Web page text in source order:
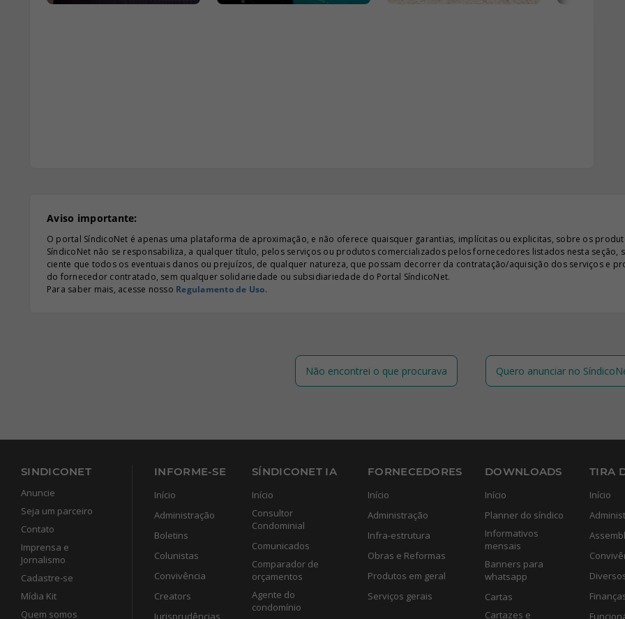
Aviso importante:
O portal SíndicoNet é apenas uma plataforma de aproximação, e não oferece quaisquer garantias, implícitas ou explicitas, sobre os
SíndicoNet não se responsabiliza, a qualquer título, pelos serviços ou produtos comercializados pelos fornecedores listados nesta
ciente que todos os eventuais danos ou prejuízos, de qualquer natureza, que possam decorrer da contratação/aquisição dos serviços e
do fornecedor contratado, sem qualquer solidariedade ou subsidiariedade do Portal SíndicoNet.
Para saber mais, acesse nosso Regulamento de Uso.
Não encontrei o que procurava Quero anunciar no
SINDICONET
Anuncie
Seja um parceiro
Contato
Imprensa e
Jornalismo
Cadastre-se
Mídia Kit
Quem somos
INFORME-SE
Início
Administração
Boletins
Colunistas
Convivência
Creators
Jurisprudências
SÍNDICONET IA
Início
Consultor
Condominial
Comunicados
Comparador de
orçamentos
Agente do
condomínio
FORNECEDORES
Início
Administração
Infra-estrutura
Obras e Reformas
Produtos em geral
Serviços gerais
DOWNLOADS
Início
Planner do síndico
Informativos
mensais
Banners para
whatsapp
Cartas
Cartazes e
TIRA
Início